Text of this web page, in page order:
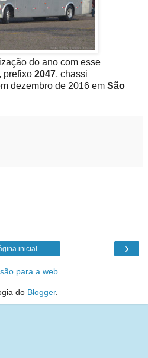
do ano com esse
, prefixo 2047, chassi
dezembro de 2016 em São
›
inicial
para a web
do Blogger.